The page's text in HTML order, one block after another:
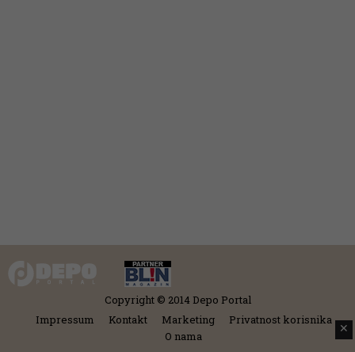
Copyright © 2014 Depo Portal
Impressum
Kontakt Marketing
Privatnost korisnika
O nama
✕